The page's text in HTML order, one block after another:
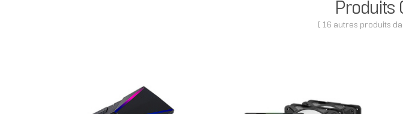
Produits
( 16 autres produits